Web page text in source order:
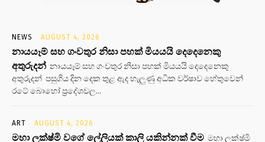
NEWS AUGUST 4, 2026
නායයෑම් සහ ගංවතුර නිසා පහක් මියයයි දෙදෙනෙකු
අතුරුදන් නායයෑම් සහ ගංවතුර නිසා පහක් මියයයි දෙදෙනෙකු
අතුරුදන් පසුගිය දින දෙක තුළ ඇද හැලුණු අධික වර්ෂාව හේතුවෙන්
රටේ බොහෝ ප්‍රදේශවල...
ART AUGUST 4, 2026
මහා ලක්ෂ්මි වගේ ලේලියක් කාලි යකින්නක් වීම මහා ලක්ෂ්මි